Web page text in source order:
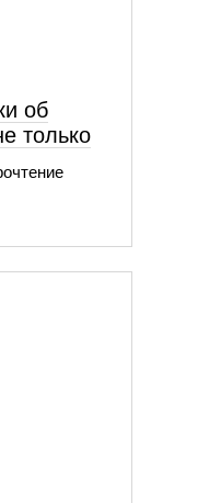
об
только